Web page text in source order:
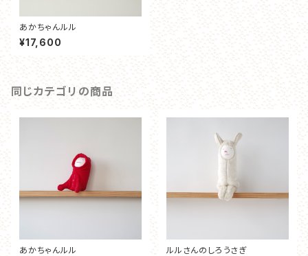
あかちゃんルル
¥17,600
同じカテゴリの商品
あかちゃんルル ルルさんのしろうさぎ